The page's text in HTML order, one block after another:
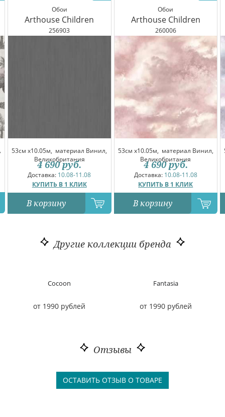
Обои
Arthouse Children
256903
53см x10.05м, материал Винил,
Великобритания
Доставка: 10.08-11.08
КУПИТЬ В 1 КЛИК
4 690 руб.
В корзину
Обои
Arthouse Children
260006
53см x10.05м, материал Винил,
Великобритания
Доставка: 10.08-11.08
КУПИТЬ В 1 КЛИК
4 690 руб.
В корзину
Другие коллекции бренда
Cocoon
от 1990 рублей
Fantasia
от 1990 рублей
Отзывы
ОСТАВИТЬ ОТЗЫВ О ТОВАРЕ